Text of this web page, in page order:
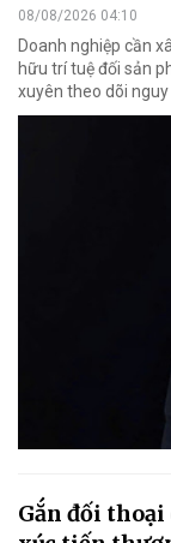
08/08/2026 04:10
Doanh nghiệp cần
hữu trí tuệ đối sản
xuyên theo dõi nguy
Gắn đối